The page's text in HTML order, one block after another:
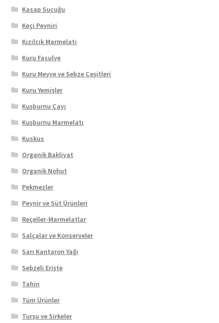
Kasap Sucuğu
Keçi Peyniri
Kızılcık Marmelatı
Kuru Fasulye
Kuru Meyve ve Sebze Çeşitleri
Kuru Yemişler
Kuşburnu Çayı
Kuşburnu Marmelatı
Kuskus
Organik Bakliyat
Organik Nohut
Pekmezler
Peynir ve Süt Ürünleri
Reçeller-Marmelatlar
Salçalar ve Konserveler
Sarı Kantaron Yağı
Sebzeli Erişte
Tahin
Tüm Ürünler
Turşu ve Sirkeler